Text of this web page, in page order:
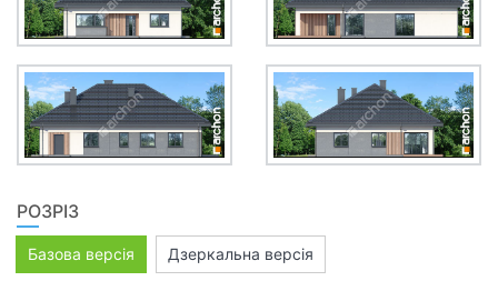
РОЗРІЗ
Базова версія Дзеркальна версія